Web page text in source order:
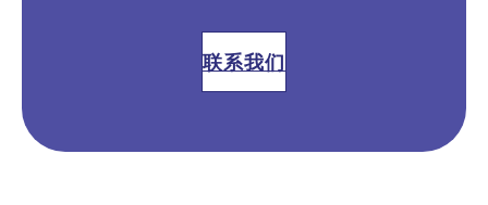
联系我们